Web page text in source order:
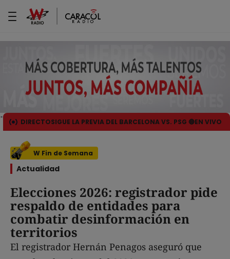
DIRECTOSIGUE LA PREVIA DEL BARCELONA VS. PSG 🔴EN VIVO
W Fin de Semana
Actualidad
Elecciones 2026: registrador pide
respaldo de entidades para
combatir desinformación en
territorios
El registrador Hernán Penagos aseguró que